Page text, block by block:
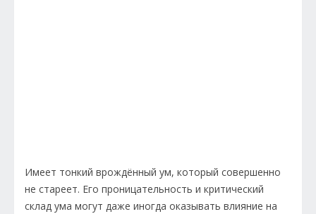
Имеет тонкий врождённый ум, который совершенно
не стареет. Его проницательность и критический
склад ума могут даже иногда оказывать влияние на